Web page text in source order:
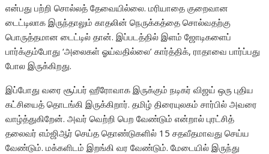
என்பது பற்றி சொல்லத் தேவையில்லை. மரியாதை குறைவான
டைட்டிலாக இருந்தாலும் காதலின் நெருக்கத்தை சொல்வதற்கு
பொருத்தமான டைட்டில் தான். இப்படத்தில் இளம் ஜோடிகளைப்
பார்க்கும்போது ‘அலைகள் ஓய்வதில்லை’ கார்த்திக், ராதாவை பார்ப்பது
போல இருக்கிறது.
இப்போது வரை சூப்பர் ஹீரோவாக இருக்கும் நடிகர் விஜய் ஒரு புதிய
கட்சியைத் தொடங்கி இருக்கிறார். தமிழ் திரையுலகம் சார்பில் அவரை
வாழ்த்துகிறேன். அவர் வெற்றி பெற வேண்டும் என்றால் புரட்சித்
தலைவர் எம்ஜிஆர் செய்த தொண்டுகளில் 15 சதவீதமாவது செய்ய
வேண்டும். மக்களிடம் இறங்கி வர வேண்டும். மேடையில் இருந்து